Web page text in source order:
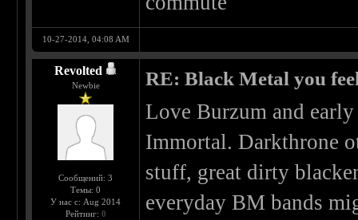
10-27-2014, 04:08 AM
Revolted
Newbie
Сообщений: 3
Темы: 0
У нас с: Aug 2014
Рейтинг: 0
RE: Black Metal you
Love Burzum and
Immortal. Darkthrone
stuff, great dirty
everyday BM bands